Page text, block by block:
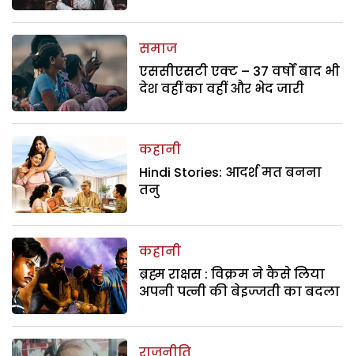
समाज
एससीएसटी एक्ट – 37 वर्षों बाद भी
देश वहीं का वहीं और भेद जारी
कहानी
Hindi Stories: आदर्श मत बनना
तनु
कहानी
ब्रह्म राक्षस : विक्रम ने कैसे लिया
अपनी पत्नी की बेइज्जती का बदला